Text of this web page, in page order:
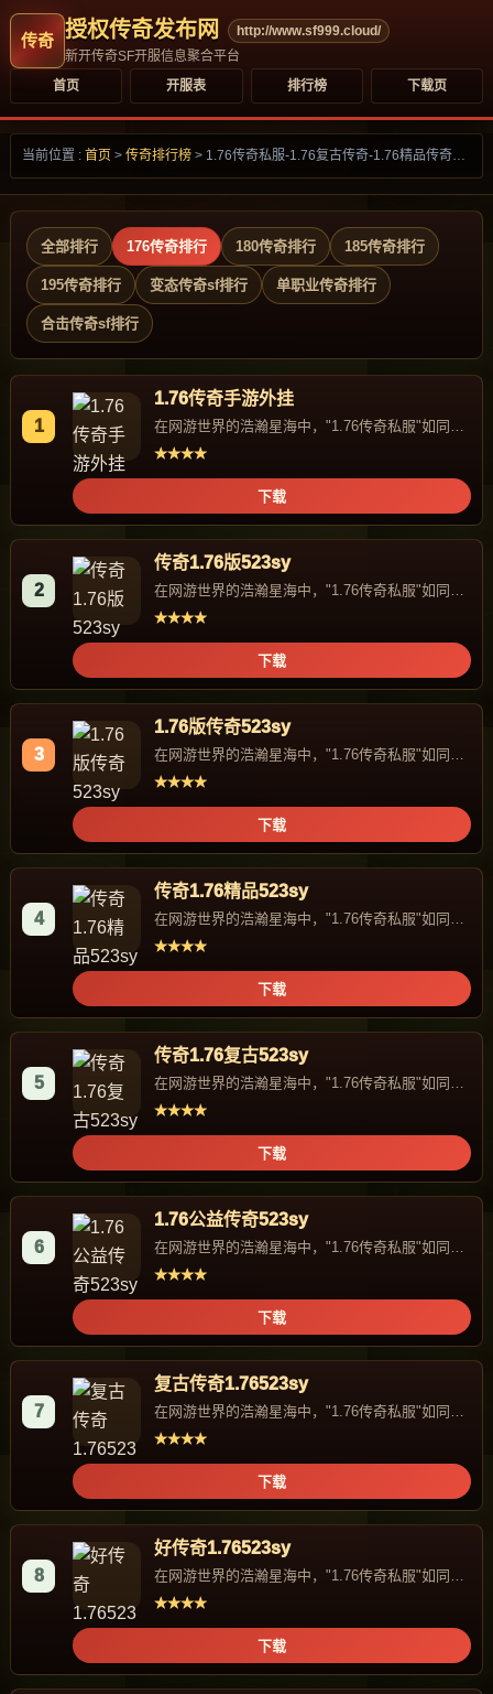
授权传奇发布网
http://www.sf999.cloud/
新开传奇SF开服信息聚合平台
首页
开服表 排行榜 下载页
当前位置 : 首页 > 传奇排行榜 > 1.76传奇私服-1.76复古传奇-1.76精品传奇手游发布网
全部排行 176传奇排行 180传奇排行 185传奇排行
195传奇排行 变态传奇sf排行 单职业传奇排行
合击传奇sf排行
1
1.76传奇手游外挂
在网游世界的浩瀚星海中，"1.76传奇私服"如同一
颗独特的星辰，...
★★★★
下载
2
传奇1.76版523sy
在网游世界的浩瀚星海中，"1.76传奇私服"如同一
颗独特的星辰，...
★★★★
下载
3
1.76版传奇523sy
在网游世界的浩瀚星海中，"1.76传奇私服"如同一
颗独特的星辰，...
★★★★
下载
4
传奇1.76精品523sy
在网游世界的浩瀚星海中，"1.76传奇私服"如同一
颗独特的星辰，...
★★★★
下载
5
传奇1.76复古523sy
在网游世界的浩瀚星海中，"1.76传奇私服"如同一
颗独特的星辰，...
★★★★
下载
6
1.76公益传奇523sy
在网游世界的浩瀚星海中，"1.76传奇私服"如同一
颗独特的星辰，...
★★★★
下载
7
复古传奇1.76523sy
在网游世界的浩瀚星海中，"1.76传奇私服"如同一
颗独特的星辰，...
★★★★
下载
8
好传奇1.76523sy
在网游世界的浩瀚星海中，"1.76传奇私服"如同一
颗独特的星辰，...
★★★★
下载